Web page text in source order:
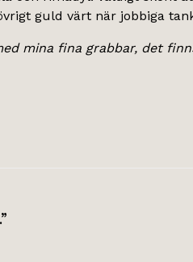
guld värt när jobbiga
mina fina grabbar, det